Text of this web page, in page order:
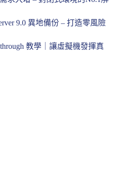
9.0 異地備份 – 打造零風險
教學｜讓虛擬機發揮真